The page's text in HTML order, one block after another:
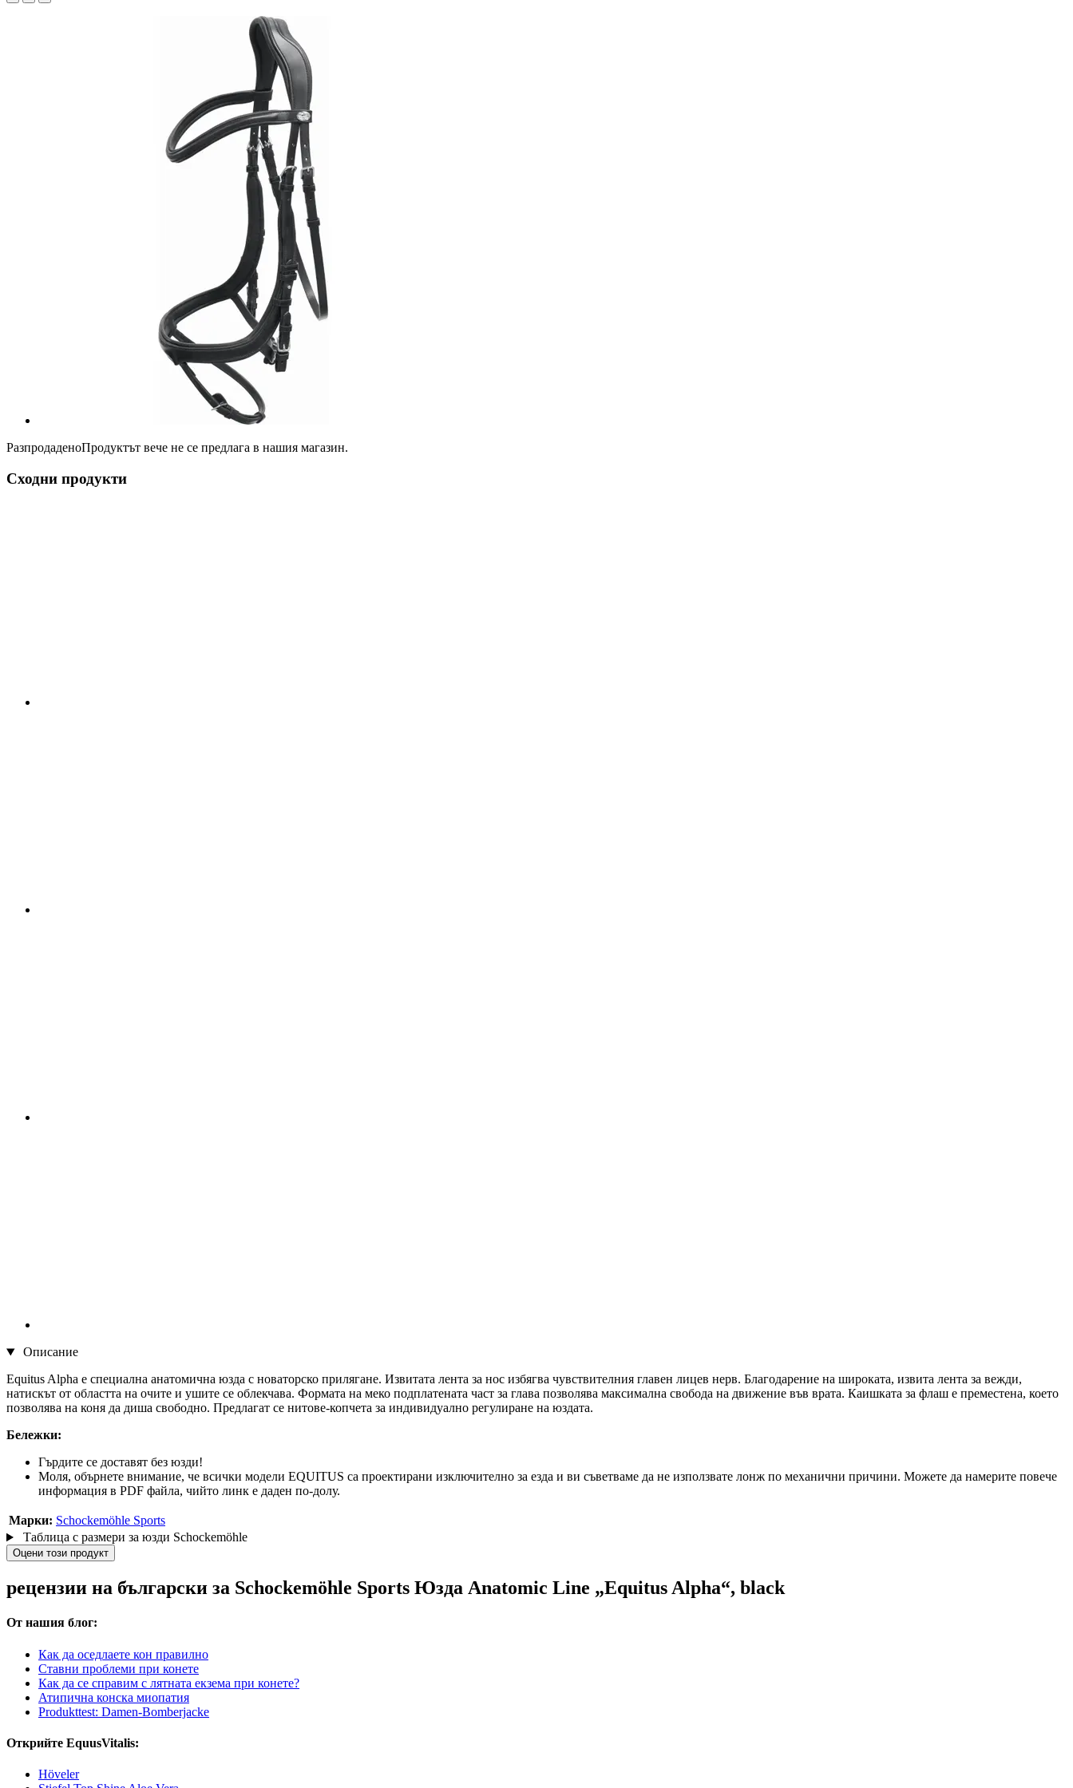
РазпродаденоПродуктът вече не се предлага в нашия магазин.
Сходни продукти
Описание
Equitus Alpha е специална анатомична юзда с новаторско прилягане. Извитата лента за нос избягва чувствителния главен лицев нерв. Благодарение на широката, извита лента за вежди,
натискът от областта на очите и ушите се облекчава. Формата на меко подплатената част за глава позволява максимална свобода на движение във врата. Каишката за флаш е преместена, което
позволява на коня да диша свободно. Предлагат се нитове-копчета за индивидуално регулиране на юздата.
Бележки:
Гърдите се доставят без юзди!
Моля, обърнете внимание, че всички модели EQUITUS са проектирани изключително за езда и ви съветваме да не използвате лонж по механични причини. Можете да намерите повече
информация в PDF файла, чийто линк е даден по-долу.
Марки: Schockemöhle Sports
Таблица с размери за юзди Schockemöhle
Оцени този продукт
рецензии на български за Schockemöhle Sports Юзда Anatomic Line „Equitus Alpha“, black
От нашия блог:
Как да оседлаете кон правилно
Ставни проблеми при конете
Как да се справим с лятната екзема при конете?
Атипична конска миопатия
Produkttest: Damen-Bomberjacke
Открийте EquusVitalis:
Höveler